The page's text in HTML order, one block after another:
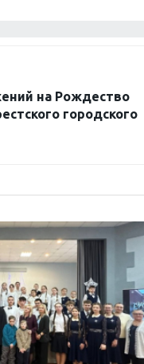
на Рождество
городского